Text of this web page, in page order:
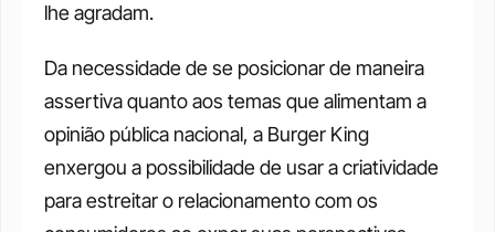
lhe agradam.
Da necessidade de se posicionar de maneira
assertiva quanto aos temas que alimentam a
opinião pública nacional, a Burger King
enxergou a possibilidade de usar a criatividade
para estreitar o relacionamento com os